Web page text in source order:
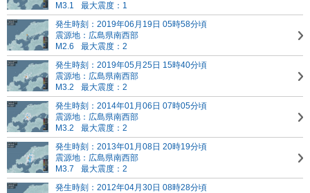
M3.1
最大震度：1
発生時刻：2019年06月19日 05時58分頃
震源地：広島県南西部
M2.6
最大震度：2
発生時刻：2019年05月25日 15時40分頃
震源地：広島県南西部
M3.2
最大震度：2
発生時刻：2014年01月06日 07時05分頃
震源地：広島県南西部
M3.2
最大震度：2
発生時刻：2013年01月08日 20時19分頃
震源地：広島県南西部
M3.7
最大震度：2
発生時刻：2012年04月30日 08時28分頃